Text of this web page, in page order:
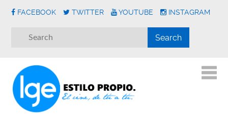
FACEBOOK TWITTER YOUTUBE INSTAGRAM